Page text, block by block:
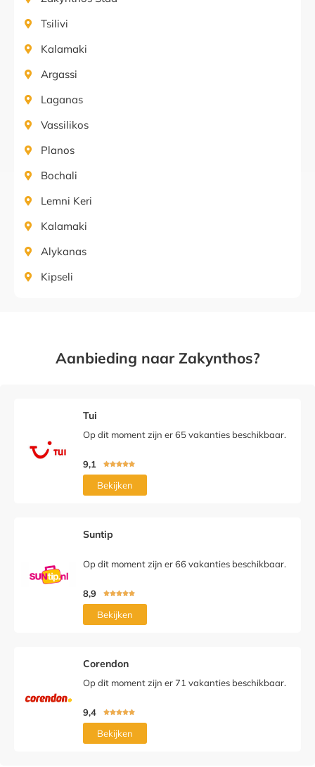
Tsilivi
Kalamaki
Argassi
Laganas
Vassilikos
Planos
Bochali
Lemni Keri
Kalamaki
Alykanas
Kipseli
Aanbieding naar Zakynthos?
Tui
Op dit moment zijn er 65 vakanties beschikbaar.
9,1 
Bekijken
Suntip
Op dit moment zijn er 66 vakanties beschikbaar.
8,9 
Bekijken
Corendon
Op dit moment zijn er 71 vakanties beschikbaar.
9,4 
Bekijken